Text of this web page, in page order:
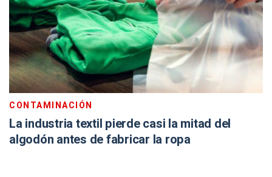
CONTAMINACIÓN
La industria textil pierde casi la mitad del
algodón antes de fabricar la ropa